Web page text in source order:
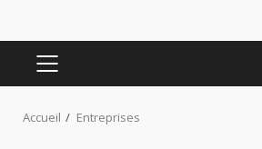
MENU
Accueil Entreprises